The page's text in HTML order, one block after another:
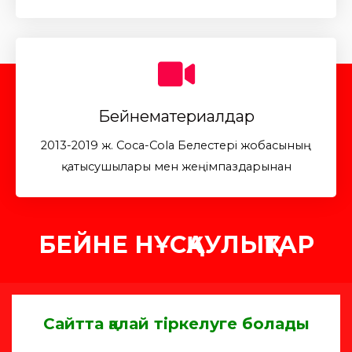
Бейнематериалдар
2013-2019 ж. Coca-Cola Белестері жобасының
қатысушылары мен жеңімпаздарынан
БЕЙНЕ НҰСҚАУЛЫҚТАР
Сайтта қалай тіркелуге болады